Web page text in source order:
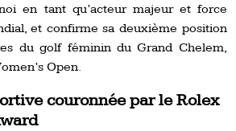
en tant qu’acteur majeur et force
et confirme sa deuxième position
du golf féminin du Grand Chelem,
Open.
couronnée par le Rolex